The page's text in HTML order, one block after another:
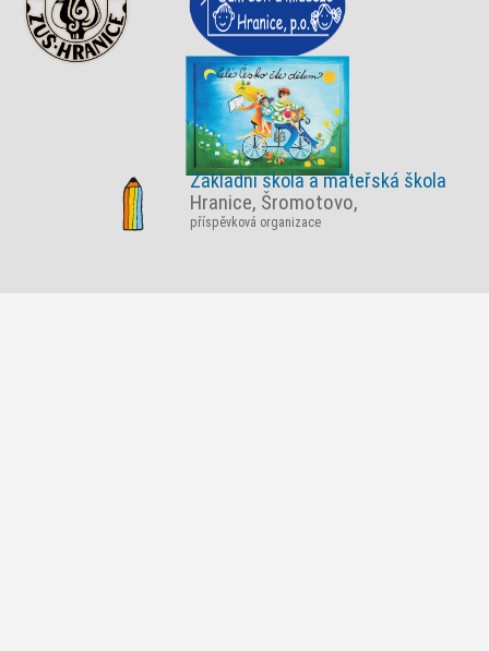
Základní škola a mateřská škola
Hranice, Šromotovo,
příspěvková organizace